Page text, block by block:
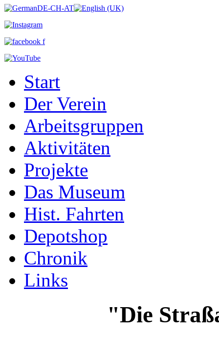
Start
Der Verein
Arbeitsgruppen
Aktivitäten
Projekte
Das Museum
Hist. Fahrten
Depotshop
Chronik
Links
"Die